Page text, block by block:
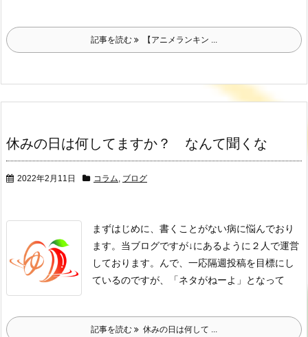
記事を読む 【アニメランキン ...
休みの日は何してますか？ なんて聞くな
2022年2月11日 コラム, ブログ
まずはじめに、書くことがない病に悩んでおり
ます。 当ブログですが↓にあるように２人で運営
しております。
んで、一応隔週投稿を目標にし
ているのですが、
「ネタがねーよ」 となって
記事を読む 休みの日は何して ...